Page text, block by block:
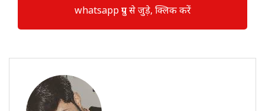
whatsapp ग्रुप से जुड़े, क्लिक करें